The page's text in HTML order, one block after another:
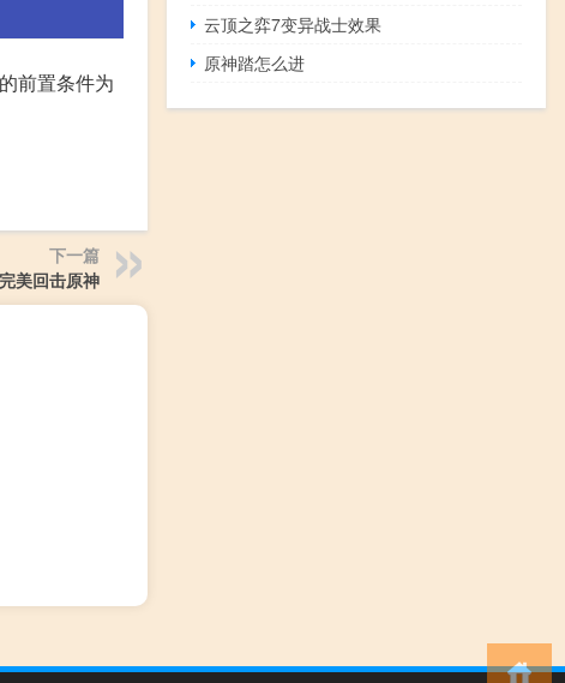
前置条件为
下一篇
美回击原神
云顶之弈7变异战士效果
原神踏怎么进